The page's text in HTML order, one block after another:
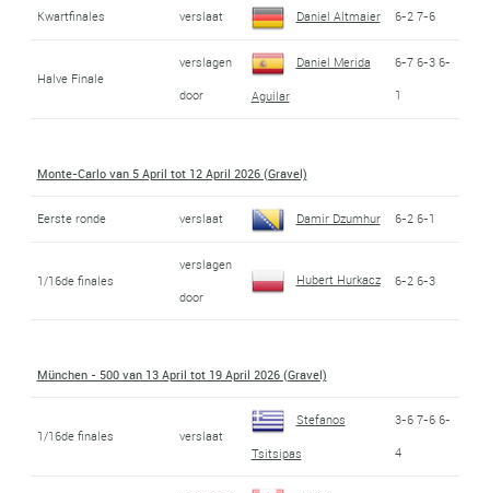
Kwartfinales verslaat Daniel Altmaier 6-2 7-6
Halve Finale
verslagen
door
Daniel Merida
Aguilar
6-7 6-3 6-
1
Monte-Carlo van 5 April tot 12 April 2026 (Gravel)
Eerste ronde verslaat Damir Dzumhur 6-2 6-1
1/16de finales
verslagen
door
Hubert Hurkacz 6-2 6-3
München - 500 van 13 April tot 19 April 2026 (Gravel)
1/16de finales verslaat
Stefanos
Tsitsipas
3-6 7-6 6-
4